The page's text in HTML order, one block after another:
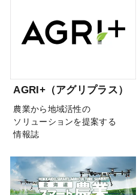
AGRI+（アグリプラス）
農業から地域活性の
ソリューションを提案する
情報誌